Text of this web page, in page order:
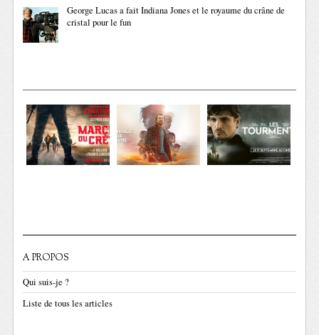
George Lucas a fait Indiana Jones et le royaume du crâne de
cristal pour le fun
A PROPOS
Qui suis-je ?
Liste de tous les articles